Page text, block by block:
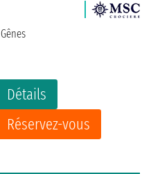
Détails
Réservez-vous
Gênes